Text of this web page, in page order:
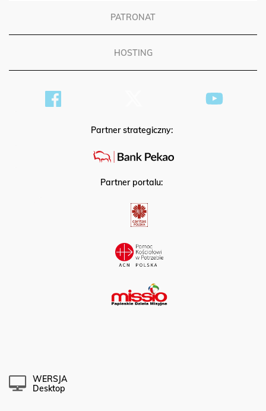
PATRONAT
HOSTING
Partner strategiczny:
Partner portalu:
WERSJA
Desktop